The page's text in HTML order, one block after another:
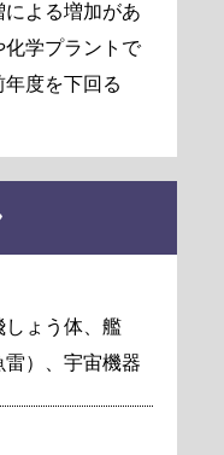
による増加があ
化学プラントで
度を下回る
しょう体、艦
）、宇宙機器